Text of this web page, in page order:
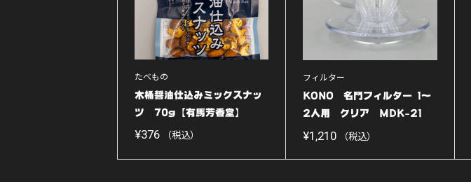
たべもの
木桶醤油仕込みミックスナッ
ツ 70g【有馬芳香堂】
¥376 （税込）
フィルター
KONO 名門フィルター 1〜
2人用 クリア MDK-21
【初...
¥1,210 （税込）